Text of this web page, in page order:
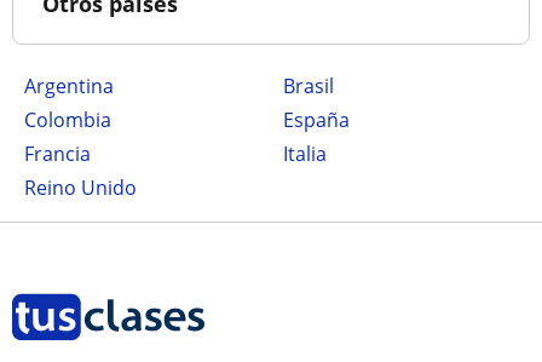
Argentina
Brasil
Colombia
España
Francia
Italia
Reino Unido